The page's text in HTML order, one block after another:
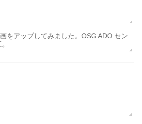
をアップしてみました。OSG ADO セン